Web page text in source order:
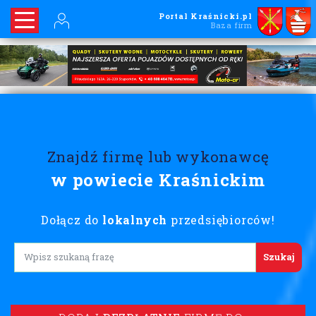
Portal Kraśnicki.pl
Baza firm
Znajdź firmę lub wykonawcę
w powiecie Kraśnickim
Dołącz do lokalnych przedsiębiorców!
Lorem ipsum